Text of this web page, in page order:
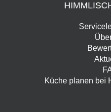
Küche planen bei